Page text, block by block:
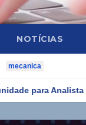
NOTÍCIAS
mecanica
de Projetos de